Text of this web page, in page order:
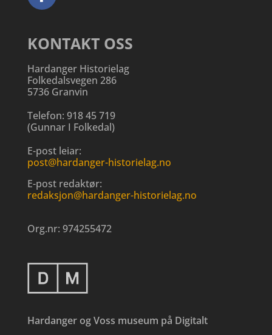
KONTAKT OSS
Hardanger Historielag
Folkedalsvegen 286
5736 Granvin
Telefon: 918 45 719
(Gunnar I Folkedal)
E-post leiar:
post@hardanger-historielag.no
E-post redaktør:
redaksjon@hardanger-historielag.no
Org.nr: 974255472
Hardanger og Voss museum på Digitalt